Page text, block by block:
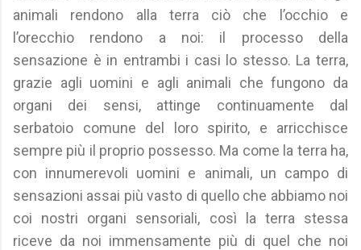
animali rendono alla terra ciò che l’occhio e
l’orecchio rendono a noi: il processo della
sensazione è in entrambi i casi lo stesso. La terra,
grazie agli uomini e agli animali che fungono da
organi dei sensi, attinge continuamente dal
serbatoio comune del loro spirito, e arricchisce
sempre più il proprio possesso. Ma come la terra ha,
con innumerevoli uomini e animali, un campo di
sensazioni assai più vasto di quello che abbiamo noi
coi nostri organi sensoriali, così la terra stessa
riceve da noi immensamente più di quel che noi